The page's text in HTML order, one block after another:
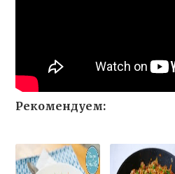
Рекомендуем: